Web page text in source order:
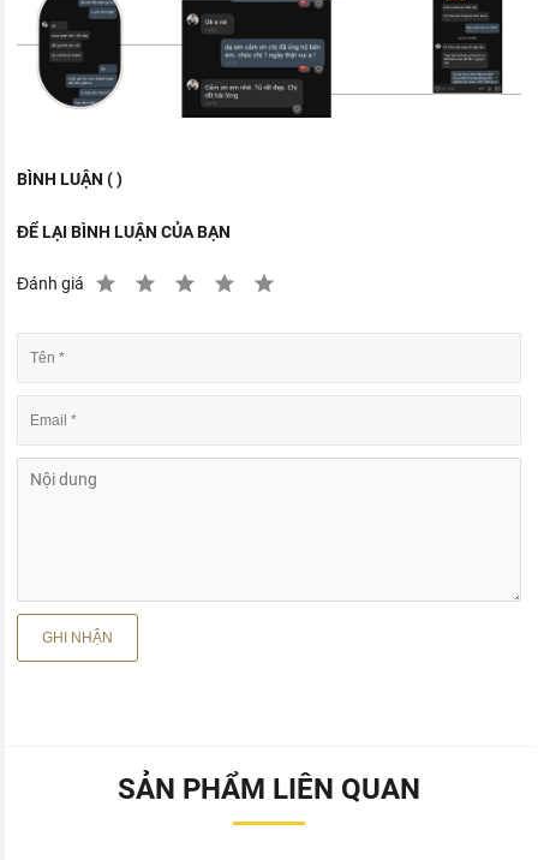
BÌNH LUẬN ( )
ĐỂ LẠI BÌNH LUẬN CỦA BẠN
Đánh giá
SẢN PHẨM LIÊN QUAN